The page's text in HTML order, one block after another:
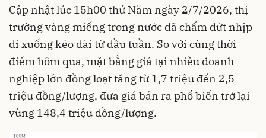
Cập nhật lúc 15h00 thứ Năm ngày 2/7/2026, thị
trường vàng miếng trong nước đã chấm dứt nhịp
đi xuống kéo dài từ đầu tuần. So với cùng thời
điểm hôm qua, mặt bằng giá tại nhiều doanh
nghiệp lớn đồng loạt tăng từ 1,7 triệu đến 2,5
triệu đồng/lượng, đưa giá bán ra phổ biến trở lại
vùng 148,4 triệu đồng/lượng.